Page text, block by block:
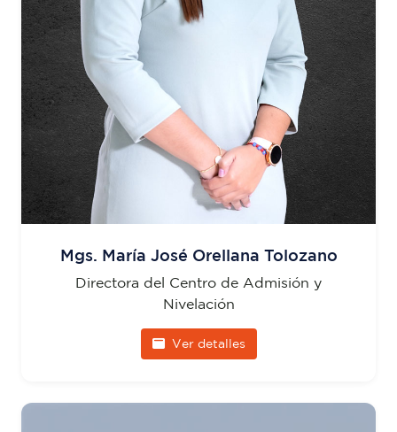
Mgs. María José Orellana Tolozano
Directora del Centro de Admisión y
Nivelación
Ver detalles